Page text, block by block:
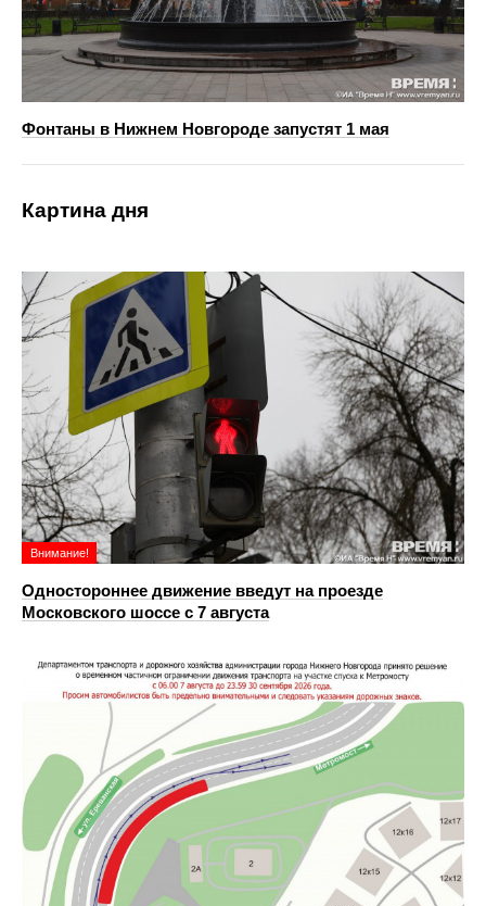
Фонтаны в Нижнем Новгороде запустят 1 мая
Картина дня
Внимание!
Одностороннее движение введут на проезде
Московского шоссе с 7 августа